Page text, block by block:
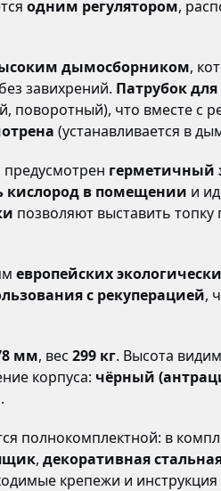
одним регулятором,
дымосборником,
завихрений. Патрубок
поворотный), что вместе с
(устанавливается в
герметичный
кислород в помещении и
позволяют выставить
европейских
с рекуперацией,
мм, вес 299 кг. Высота
корпуса: чёрный
.
полнокомплектной: в
, декоративная
крепежи и